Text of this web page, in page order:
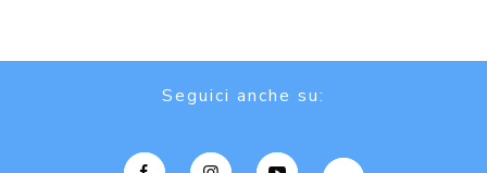
Seguici anche su: